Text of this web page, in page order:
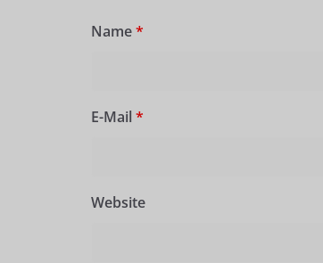
Name*
E-Mail *
Website